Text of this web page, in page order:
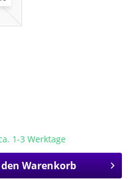
1-3 Werktage
Warenkorb